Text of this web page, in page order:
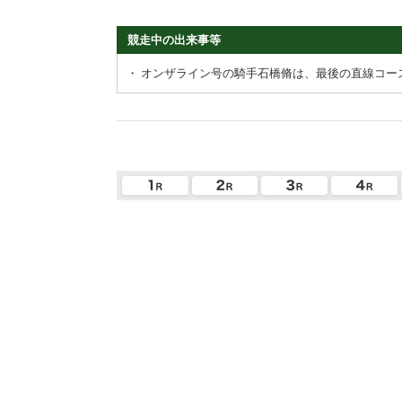
競走中の出来事等
・ オンザライン号の騎手石橋脩は、最後の直線コ